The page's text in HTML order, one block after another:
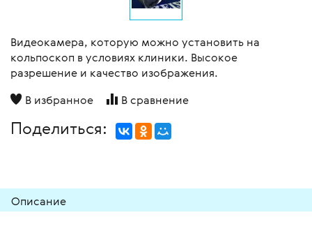
Видеокамера, которую можно установить на
кольпоскоп в условиях клиники. Высокое
разрешение и качество изображения.
В избранное
В сравнение
Поделиться:
Описание